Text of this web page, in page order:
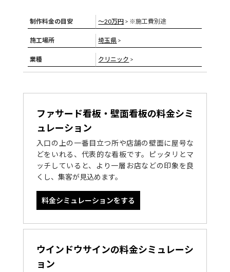
制作料金の目安 〜20万円 > ※施工費別途
施工場所 埼玉県 >
業種 クリニック >
ファサード看板・壁面看板の料金シミ
ュレーション
入口の上の一番目立つ所や店舗の壁面に屋号な
どをいれる、代表的な看板です。ピッタリとマ
ッチしていると、より一層お店などの印象を良
くし、集客が見込めます。
料金シミュレーションをする
ウインドウサインの料金シミュレーシ
ョン